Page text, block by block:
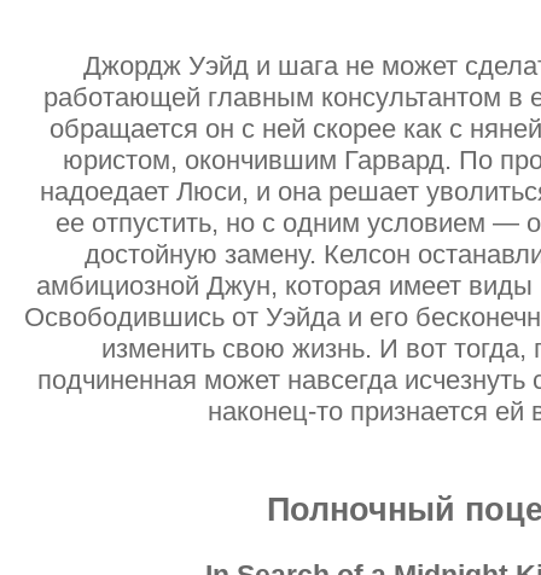
Джордж Уэйд и шага не может
работающей главным консультантом в
обращается он с ней скорее как с
юристом, окончившим Гарвард. По
надоедает Люси, и она решает
ее отпустить, но с одним условием —
достойную замену. Келсон
амбициозной Джун, которая имеет виды
Освободившись от Уэйда и его
изменить свою жизнь. И вот
подчиненная может навсегда исчезнуть
наконец-то признается
Полночный